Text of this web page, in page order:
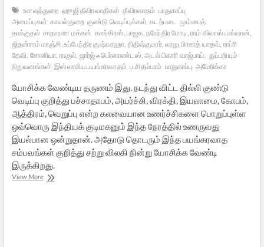
உளவுத்துறை ஹுஜி தீவிரவாதிகள் தீவிரவாதம் பாதுகாப்பு
அமைப்புகள் காவல்துறை குண்டு வெடிப்புக்கள் கடற்படை
மும்பைத்
தாக்குதல் சாதாரண மக்கள் காங்கிரஸ், பாஜக, நரேந்திர மோடி, ராம் விலாஸ் பஸ்வான்,
ஜிதன்ராம் மாஞ்சி, உப்பேந்திர குஷ்வாஹா, நிதிஷ்குமார், லாலு பிரசாத் யாதவ், ராப்ரி
தேவி, சோனியா, ராகுல், ஜார்ஜ் ஃபெர்னாண்டஸ், அடல் பிகாரி வாஜ்பாய், துப்பறியும்
நிறுவனங்கள் இஸ்லாமிய பயங்கரவாதம் ப.சிதம்பரம் பாதுகாப்பு அமேரிக்கா
யோசிக்க வேண்டிய தருணம் இது. நடந்து விட்ட தில்லி குண்டு
வெடிப்பு குறித்து பச்சாதாபம், அயர்ச்சி, விரக்தி, இயலாமை, கோபம்,
ஆத்திரம், வெறுப்பு என்ற கலவையான உணர்ச்சிகளை பொறுப்புள்ள
ஒவ்வொரு இந்தியக் குடிமகனும் இந்த நேரத்தில் உணருவது
இயல்பான ஒன்றுதான். அதோடு தொடரும் இந்த பயங்கரவாத
சம்பவங்கள் குறித்து சற்று விலகி நின்று யோசிக்க வேண்டி
இருக்கிறது.
View Moreதில்லி